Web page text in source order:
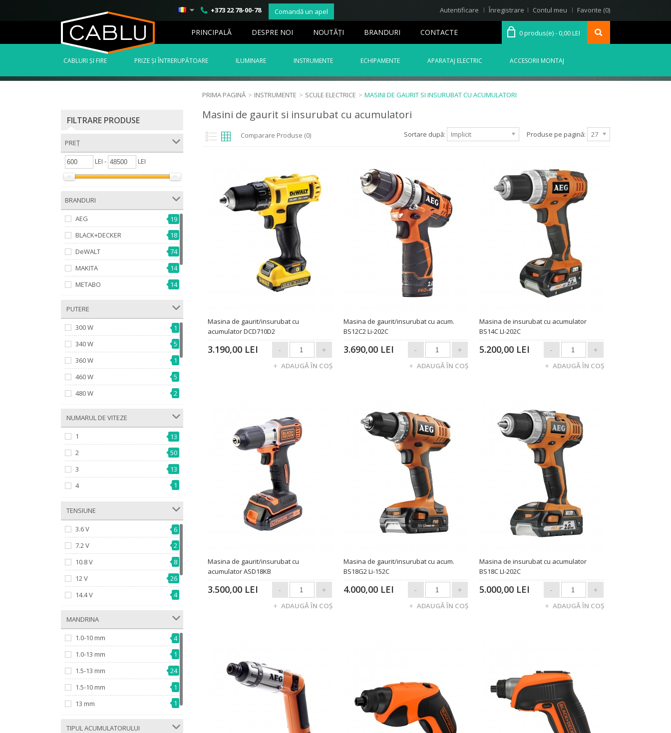
+373 22 78-00-78 Comandă un apel Contul meu Favorite (0)
Autentificare Înregistrare
0 produs(e) - 0,00 LEI
СABLURI ȘI FIRE PRIZE ȘI ÎNTRERUPĂTOARE ILUMINARE INSTRUMENTE ECHIPAMENTE APARATAJ ELECTRIC ACCESORII MONTAJ
PRINCIPALĂ DESPRE NOI NOUTĂŢI BRANDURI CONTACTE
FILTRARE PRODUSE
PREȚ
LEI - LEI
BRANDURI
AEG
19
BLACK+DECKER
18
DeWALT
74
MAKITA
14
METABO
14
STARK
4
­ PUTERE
300 W
1
340 W
5
360 W
1
460 W
5
480 W
2
820 W
4
850 W
6
1219 W
1
1300 W
1
­ NUMARUL DE VITEZE
1
13
2
50
3
13
4
1
­ TENSIUNE
3.6 V
6
7.2 V
2
10.8 V
8
12 V
26
14.4 V
4
18/54 V
2
­ MANDRINA
1.0-10 mm
4
1.0-13 mm
1
1.5-13 mm
24
1.5-10 mm
1
13 mm
1
­ TIPUL ACUMULATORULUI
PRIMA PAGINĂ > INSTRUMENTE > SCULE ELECTRICE > MASINI DE GAURIT SI INSURUBAT CU ACUMULATORI
Masini de gaurit si insurubat cu acumulatori
Produse pe pagină: 27
Sortare după: Implicit
Comparare Produse (0)
Masina de gaurit/insurubat cu
acumulator DCD710D2
3.190,00 LEI
Masina de gaurit/insurubat cu acum.
BS12C2 Li-202C
3.690,00 LEI
Masina de insurubat cu acumulator
BS14C LI-202C
5.200,00 LEI
Masina de gaurit/insurubat cu
acumulator ASD18KB
3.500,00 LEI
Masina de gaurit/insurubat cu acum.
BS18G2 Li-152C
4.000,00 LEI
Masina de insurubat cu acumulator
BS18C LI-202C
5.000,00 LEI